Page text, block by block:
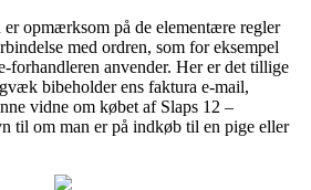
opmærksom på de elementære regler
med ordren, som for eksempel
forhandleren anvender. Her er det tillige
bibeholder ens faktura e-mail,
vidne om købet af Slaps 12 –
til om man er på indkøb til en pige eller